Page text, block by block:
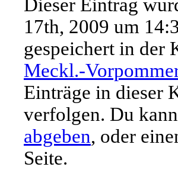
Dieser Eintrag
17th, 2009 um
gespeichert in der
Meckl.-
Einträge in dieser
verfolgen. Du
abgeben, oder
Seite.